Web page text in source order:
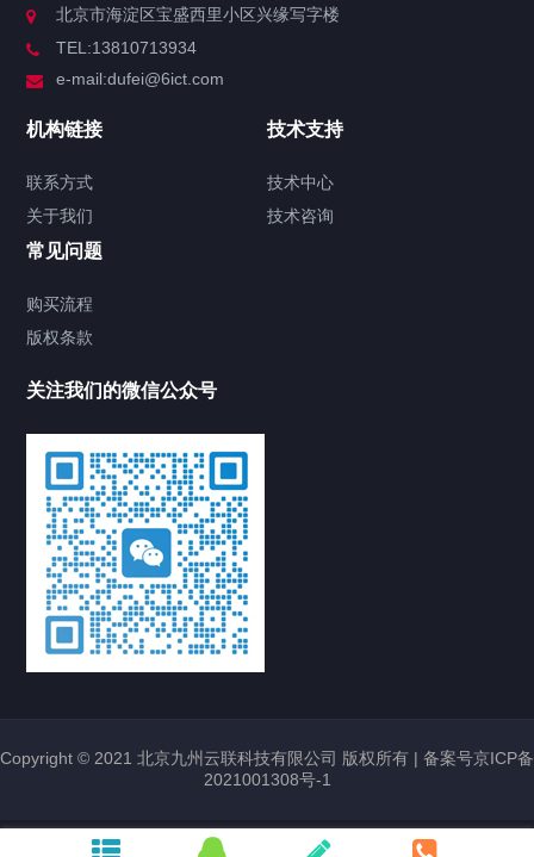
北京市海淀区宝盛西里小区兴缘写字楼
TEL:13810713934
e-mail:dufei@6ict.com
机构链接
联系方式
关于我们
技术支持
技术中心
技术咨询
常见问题
购买流程
版权条款
关注我们的微信公众号
Copyright © 2021 北京九州云联科技有限公司 版权所有 | 备案号京ICP备
2021001308号-1